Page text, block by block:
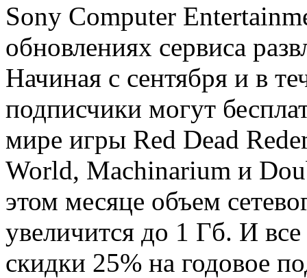
Sony Computer
обновлениях сервиса
Начиная с сентября и в
подписчики могут
мире игры Red Dead
World, Machinarium и
этом месяце объем
увеличится до 1 Гб. И
скидки 25% на годовое